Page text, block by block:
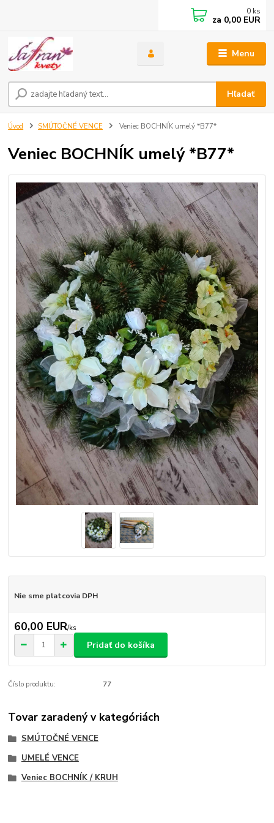
Menu
Hľadať
0 ks
za 0,00 EUR
Úvod SMÚTOČNÉ VENCE Veniec BOCHNÍK umelý *B77*
Veniec BOCHNÍK umelý *B77*
Nie sme platcovia DPH
60,00 EUR/ks
Pridať do košíka
Číslo produktu: 77
Tovar zaradený v kategóriách
SMÚTOČNÉ VENCE
UMELÉ VENCE
Veniec BOCHNÍK / KRUH